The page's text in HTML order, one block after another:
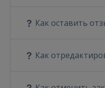
Как оставить
Как